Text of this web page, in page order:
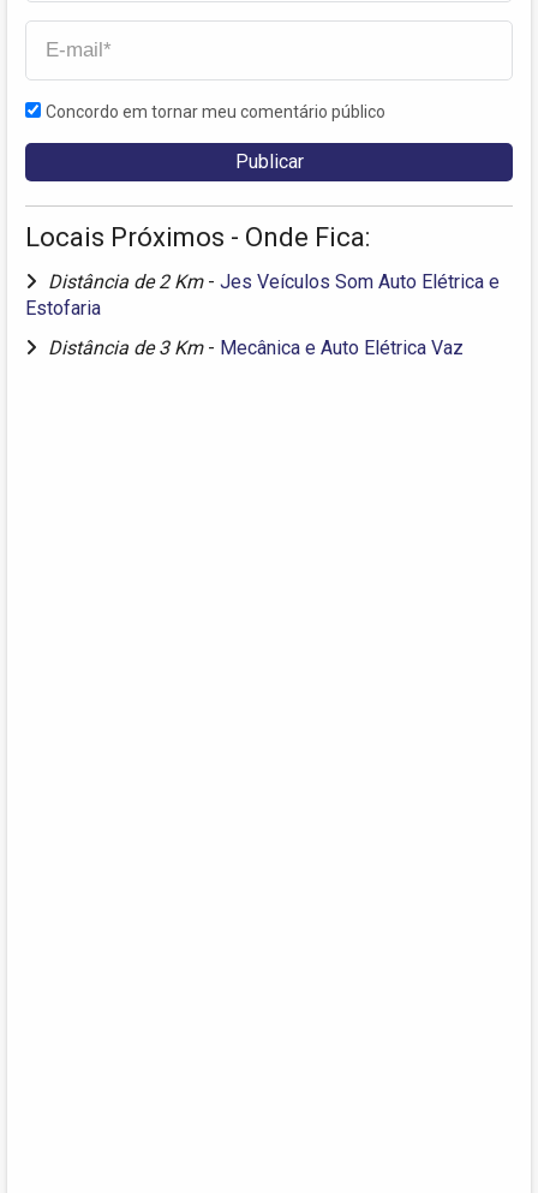
Concordo em tornar meu comentário público
Locais Próximos - Onde Fica:
Distância de 2 Km - Jes Veículos Som Auto Elétrica e
Estofaria
Distância de 3 Km - Mecânica e Auto Elétrica Vaz